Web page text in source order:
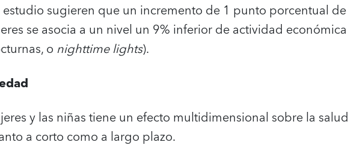
sugieren que un incremento de 1 punto porcentual de
se asocia a un nivel un 9% inferior de actividad económica
o nighttime lights).
y las niñas tiene un efecto multidimensional sobre la salud
a corto como a largo plazo.